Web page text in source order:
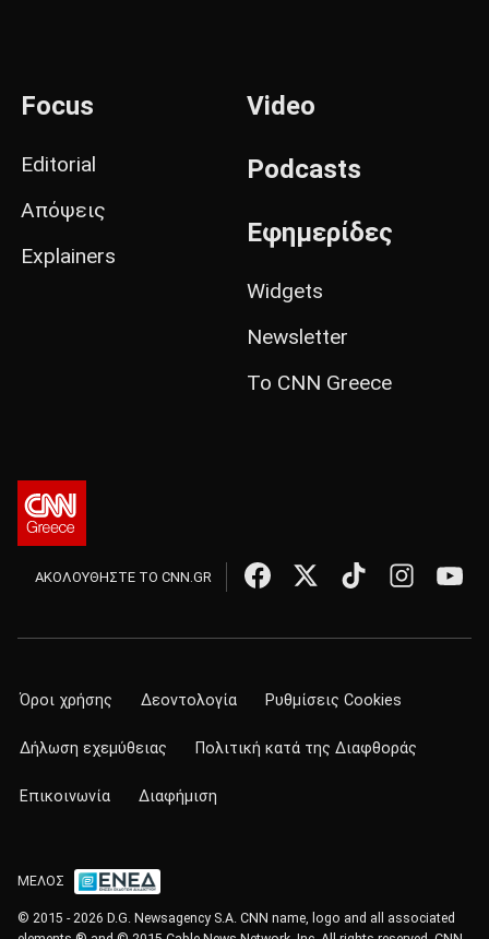
Focus
Editorial
Απόψεις
Explainers
Video
Podcasts
Εφημερίδες
Widgets
Newsletter
Το CNN Greece
ΑΚΟΛΟΥΘΗΣΤΕ ΤΟ CNN.GR
Όροι χρήσης Δεοντολογία Ρυθμίσεις Cookies
Δήλωση εχεμύθειας Πολιτική κατά της Διαφθοράς
Επικοινωνία Διαφήμιση
ΜΕΛΟΣ
© 2015 - 2026 D.G. Newsagency S.A. CNN name, logo and all associated